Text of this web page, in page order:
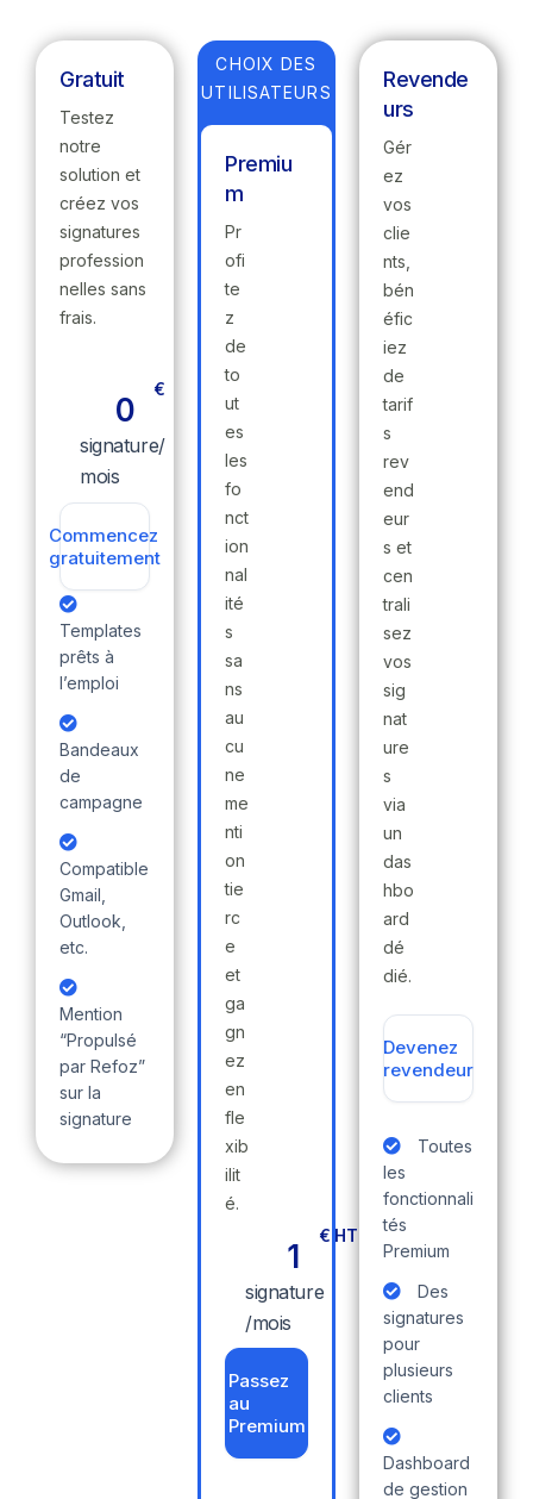
Gratuit
Testez
notre
solution et
créez vos
signatures
profession
nelles sans
frais.
€
0
signature/
mois
Templates
prêts à
l’emploi
Bandeaux
de
campagne
Compatible
Gmail,
Outlook,
etc.
Mention
“Propulsé
par Refoz”
sur la
signature
Commencez
gratuitement
CHOIX DES
UTILISATEURS
Premiu
m
Pr
ofi
te
z
de
to
ut
es
les
fo
nct
ion
nal
ité
s
sa
ns
au
cu
ne
me
nti
on
tie
rc
e
et
ga
gn
ez
en
fle
xib
ilit
é.
€ HT
1
signature
/mois
Passez
au
Premium
Revende
urs
Gér
ez
vos
clie
nts,
bén
éfic
iez
de
tarif
s
rev
end
eur
s et
cen
trali
sez
vos
sig
nat
ure
s
via
un
das
hbo
ard
dé
dié.
Toutes
les
fonctionnali
tés
Premium
Des
signatures
pour
plusieurs
clients
Dashboard
de gestion
Devenez
revendeur